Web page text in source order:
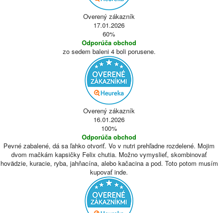
Overený zákazník
17.01.2026
60%
Odporúča obchod
zo sedem baleni 4 boli porusene.
Overený zákazník
16.01.2026
100%
Odporúča obchod
Pevné zabalené, dá sa ľahko otvoriť. Vo v nutri prehľadne rozdelené. Mojim
dvom mačkám kapsičky Felix chutia. Možno vymyslieť, skombinovať
hovädzie, kuracie, ryba, jahňacína, alebo kačacina a pod. Toto potom musím
kupovať inde.